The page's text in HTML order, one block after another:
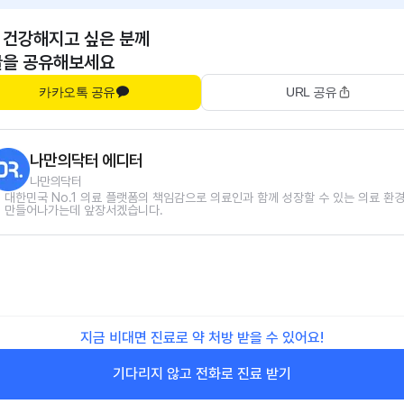
강해지고 싶은 분께
공유해보세요
카카오톡 공유 URL 공유
나만의닥터 에디터
나만의닥터
대한민국 No.1 의료 플랫폼의 책임감으로 의료인과 함께 성장할 수 있는 의료 환
만들어나가는데 앞장서겠습니다.
지금 비대면 진료로 약 처방 받을 수 있어요!
기다리지 않고 전화로 진료 받기